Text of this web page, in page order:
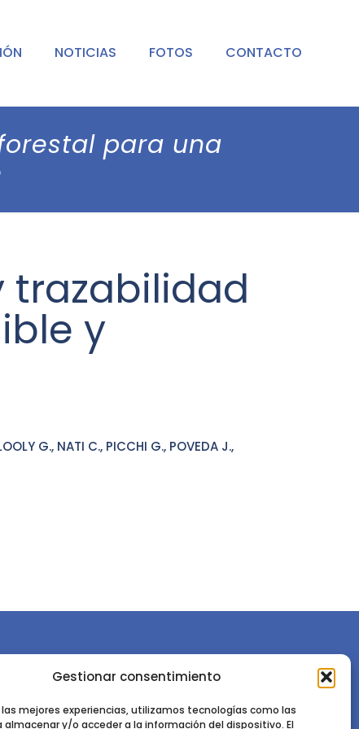
Gestionar consentimiento
las mejores experiencias, utilizamos tecnologías como las
almacenar y/o acceder a la información del dispositivo. El
NOTICIAS FOTOS CONTACTO
para una
trazabilidad
y
G., NATI C., PICCHI G., POVEDA J.,
la Sociedad Española de Ciencias Forestales
Instituto de Ciencias Forestales, INIA-CSIC